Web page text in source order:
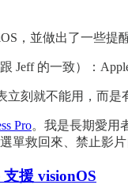
，並做出了一些提
Jeff 的一致）：
立刻就不能用，而
Pro。我是長期愛用
單救回來、禁止影
援 visionOS